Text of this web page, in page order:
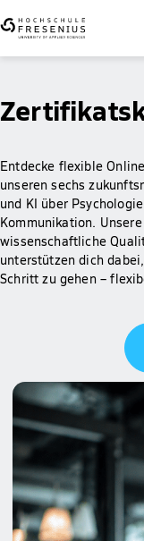
Entdecke flexible
unseren sechs
und KI über
Kommunikation.
wissenschaftliche
unterstützen dich
Schritt zu gehen –